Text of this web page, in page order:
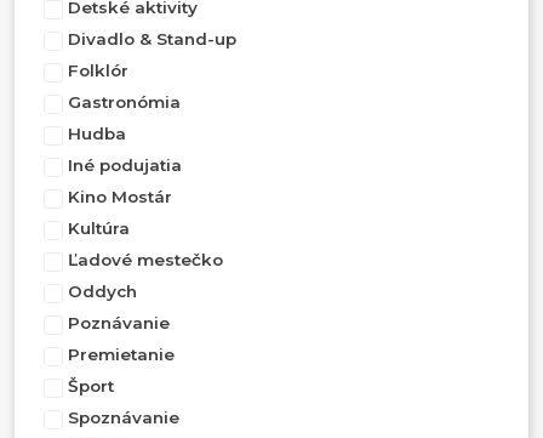
Detské aktivity
Divadlo & Stand-up
Folklór
Gastronómia
Hudba
Iné podujatia
Kino Mostár
Kultúra
Ľadové mestečko
Oddych
Poznávanie
Premietanie
Šport
Spoznávanie